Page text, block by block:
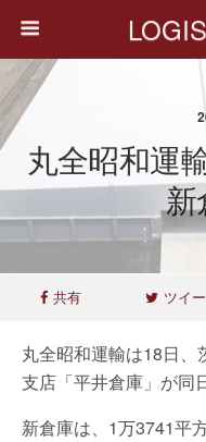
丸全昭和運
新
共有 ツイ
丸全昭和運輸は18日、
支店「平井倉庫」が同
新倉庫は、1万3741平